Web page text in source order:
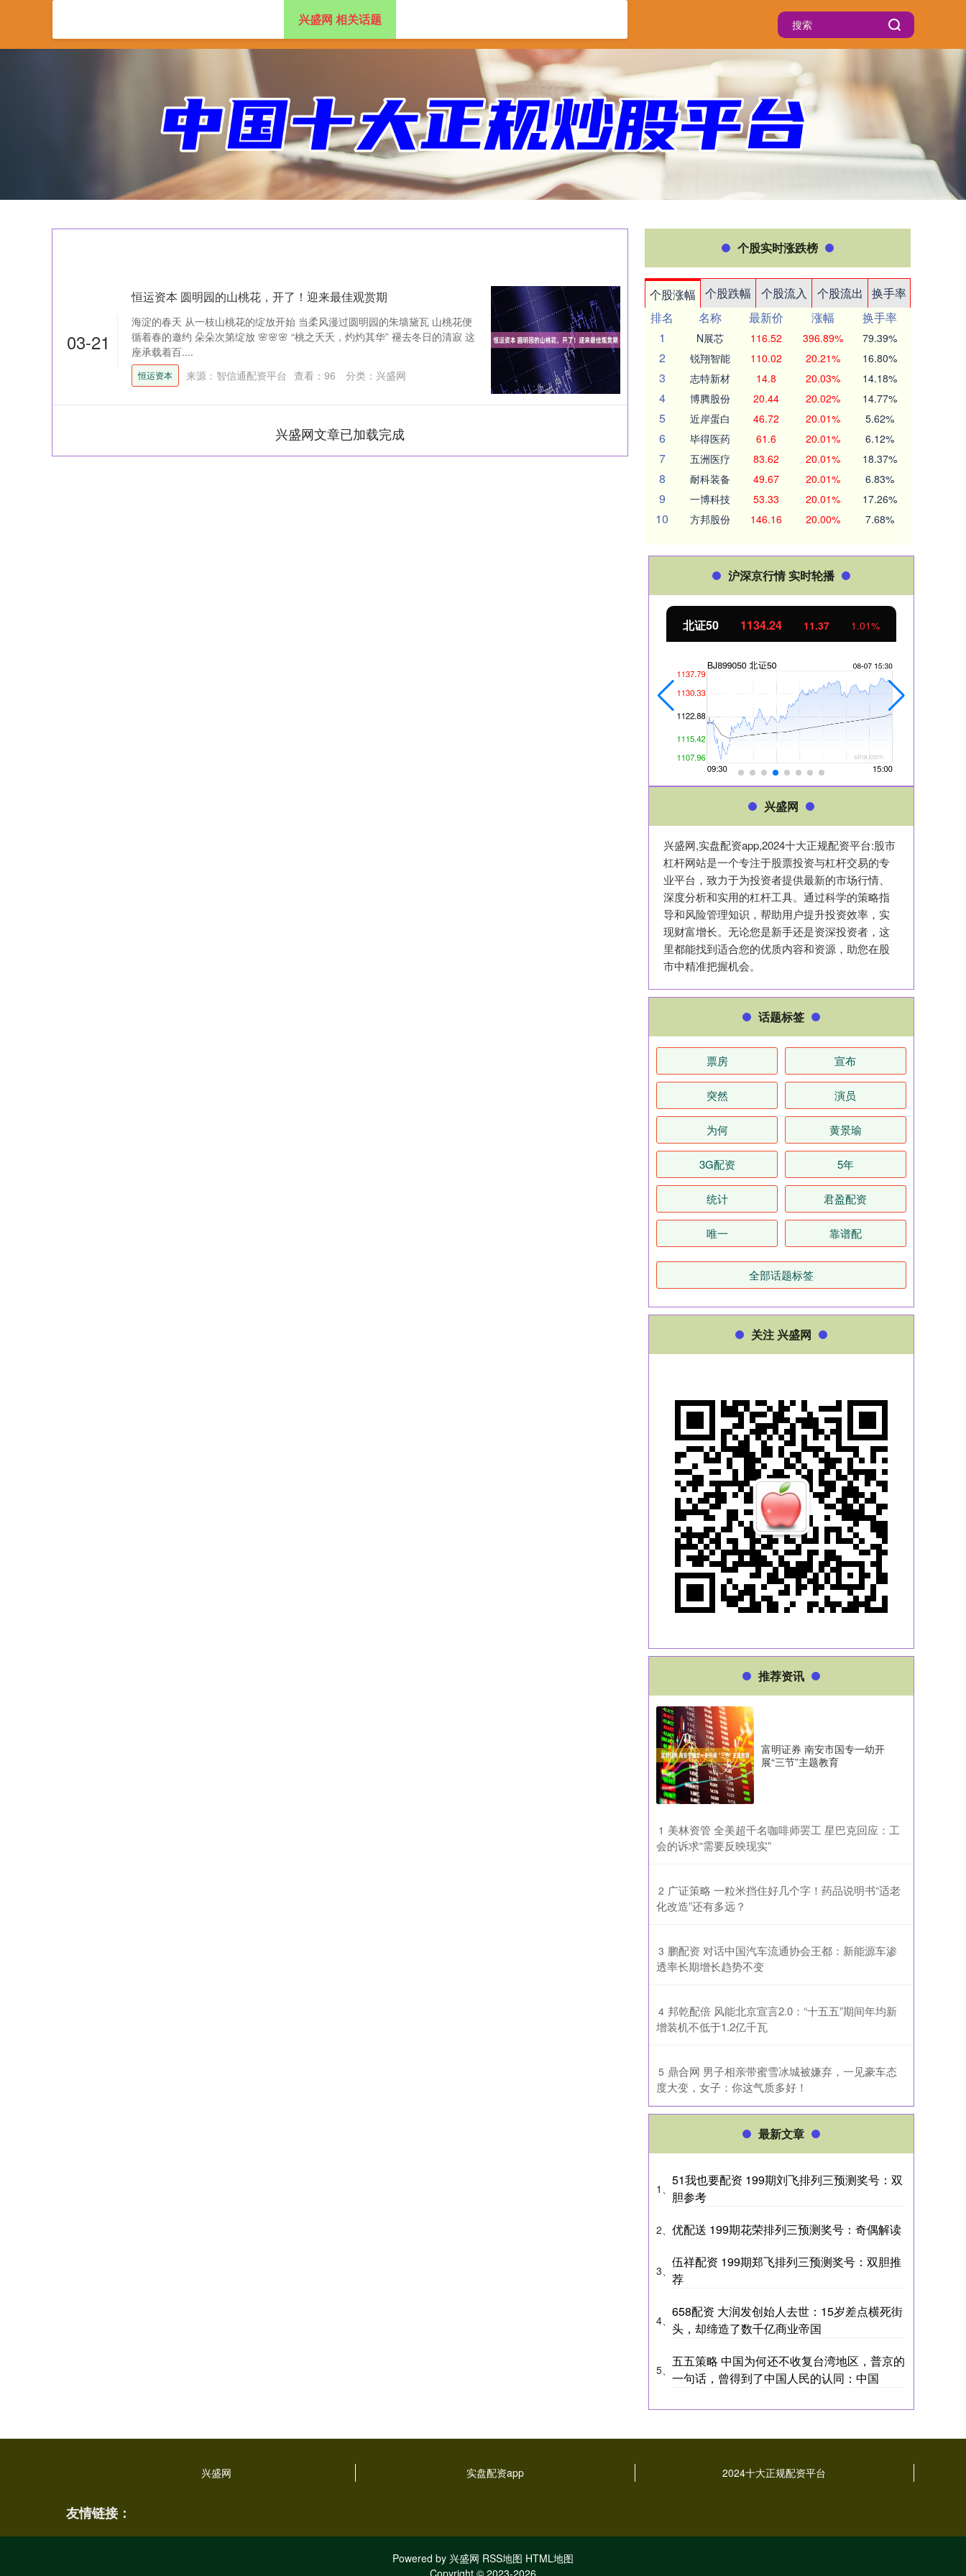
兴盛网 实盘配资app 2024十大正规配资平台
兴盛网 相关话题
03-21
恒运资本 圆明园的山桃花，开了！迎来最佳观赏期
海淀的春天 从一枝山桃花的绽放开始 当柔风漫过圆明园的朱墙黛瓦 山桃花便
循着春的邀约 朵朵次第绽放 🌸🌸🌸 “桃之夭夭，灼灼其华” 褪去冬日的清寂 这
座承载着百....
恒运资本 来源：智信通配资平台 查看： 96 分类： 兴盛网
兴盛网文章已加载完成
个股实时涨跌榜
个股涨幅 个股跌幅 个股流入 个股流出
换手率
排名
名称 最新价 涨幅
换手率
1
N展芯 116.52 396.89% 79.39%
2 锐翔智能 110.02 20.21% 16.80%
3 志特新材 14.8 20.03% 14.18%
4 博腾股份 20.44 20.02% 14.77%
5 近岸蛋白 46.72 20.01% 5.62%
6 毕得医药 61.6 20.01% 6.12%
7 五洲医疗 83.62 20.01% 18.37%
8 耐科装备 49.67 20.01% 6.83%
9 一博科技 53.33 20.01% 17.26%
10 方邦股份 146.16 20.00% 7.68%
沪深京行情 实时轮播
北证50 1134.24 11.37 1.01%
兴盛网
兴盛网,实盘配资app,2024十大正规配资平台:股市
杠杆网站是一个专注于股票投资与杠杆交易的专
业平台，致力于为投资者提供最新的市场行情、
深度分析和实用的杠杆工具。通过科学的策略指
导和风险管理知识，帮助用户提升投资效率，实
现财富增长。无论您是新手还是资深投资者，这
里都能找到适合您的优质内容和资源，助您在股
市中精准把握机会。
话题标签
票房 宣布
突然 演员
为何 黄景瑜
3G配资 5年
统计 君盈配资
唯一 靠谱配
全部话题标签
关注 兴盛网
推荐资讯
富明证券 南安市国专一幼开
展“三节”主题教育
1 ​美林资管 全美超千名咖啡师罢工 星巴克回应：工
会的诉求“需要反映现实”
2 ​广证策略 一粒米挡住好几个字！药品说明书“适老
化改造”还有多远？
3 ​鹏配资 对话中国汽车流通协会王都：新能源车渗
透率长期增长趋势不变
4 ​邦乾配倍 风能北京宣言2.0：“十五五”期间年均新
增装机不低于1.2亿千瓦
5 ​鼎合网 男子相亲带蜜雪冰城被嫌弃，一见豪车态
度大变，女子：你这气质多好！
最新文章
1、
51我也要配资 199期刘飞排列三预测奖号：双
胆参考
2、 优配送 199期花荣排列三预测奖号：奇偶解读
3、
伍祥配资 199期郑飞排列三预测奖号：双胆推
荐
4、
658配资 大润发创始人去世：15岁差点横死街
头，却缔造了数千亿商业帝国
5、
五五策略 中国为何还不收复台湾地区，普京的
一句话，曾得到了中国人民的认同：中国
兴盛网 实盘配资app 2024十大正规配资平台
友情链接：
Powered by 兴盛网 RSS地图 HTML地图
Copyright © 2023-2026